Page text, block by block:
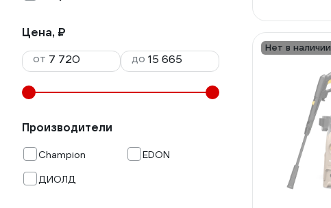
Цена, ₽
от
до
Производители
Champion
EDON
ДИОЛД
Нет в наличии